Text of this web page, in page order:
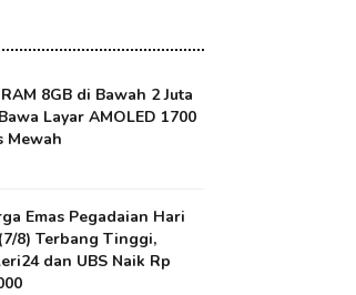
8GB di Bawah 2 Juta
Layar AMOLED 1700
Mewah
Emas Pegadaian Hari
8) Terbang Tinggi,
dan UBS Naik Rp